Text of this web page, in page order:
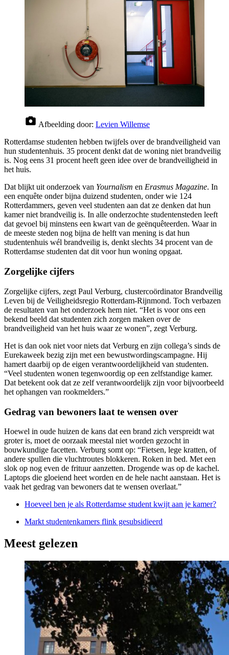
Afbeelding door: Levien Willemse
Rotterdamse studenten hebben twijfels over de brandveiligheid van
hun studentenhuis. 35 procent denkt dat de woning niet brandveilig
is. Nog eens 31 procent heeft geen idee over de brandveiligheid in
het huis.
Dat blijkt uit onderzoek van Yournalism en Erasmus Magazine. In
een enquête onder bijna duizend studenten, onder wie 124
Rotterdammers, geven veel studenten aan dat ze denken dat hun
kamer niet brandveilig is. In alle onderzochte studentensteden leeft
dat gevoel bij minstens een kwart van de geënquêteerden. Waar in
de meeste steden nog bijna de helft van mening is dat hun
studentenhuis wél brandveilig is, denkt slechts 34 procent van de
Rotterdamse studenten dat dit voor hun woning opgaat.
Zorgelijke cijfers
Zorgelijke cijfers, zegt Paul Verburg, clustercoördinator Brandveilig
Leven bij de Veiligheidsregio Rotterdam-Rijnmond. Toch verbazen
de resultaten van het onderzoek hem niet. “Het is voor ons een
bekend beeld dat studenten zich zorgen maken over de
brandveiligheid van het huis waar ze wonen”, zegt Verburg.
Het is dan ook niet voor niets dat Verburg en zijn collega’s sinds de
Eurekaweek bezig zijn met een bewustwordingscampagne. Hij
hamert daarbij op de eigen verantwoordelijkheid van studenten.
“Veel studenten wonen tegenwoordig op een zelfstandige kamer.
Dat betekent ook dat ze zelf verantwoordelijk zijn voor bijvoorbeeld
het ophangen van rookmelders.”
Gedrag van bewoners laat te wensen over
Hoewel in oude huizen de kans dat een brand zich verspreidt wat
groter is, moet de oorzaak meestal niet worden gezocht in
bouwkundige facetten. Verburg somt op: “Fietsen, lege kratten, of
andere spullen die vluchtroutes blokkeren. Roken in bed. Met een
slok op nog even de frituur aanzetten. Drogende was op de kachel.
Laptops die gloeiend heet worden en de hele nacht aanstaan. Het is
vaak het gedrag van bewoners dat te wensen overlaat.”
Hoeveel ben je als Rotterdamse student kwijt aan je kamer?
Markt studentenkamers flink gesubsidieerd
Meest gelezen